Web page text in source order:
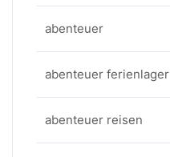
abenteuer
abenteuer ferienlager
abenteuer reisen